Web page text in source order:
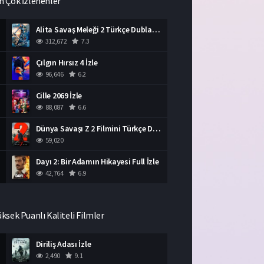
Alita Savaş Meleği 2 Türkçe Dublaj İzle HD Film
312,672 7.3
Çılgın Hırsız 4 İzle
96,646 6.2
Cille 2069 İzle
88,087 6.6
Dünya Savaşı Z 2 Filmini Türkçe Dublaj İzle
59,020
Dayı 2: Bir Adamın Hikayesi Full İzle
42,764 6.9
Puanlı Kaliteli Filmler
Diriliş Adası İzle
2,490 9.1